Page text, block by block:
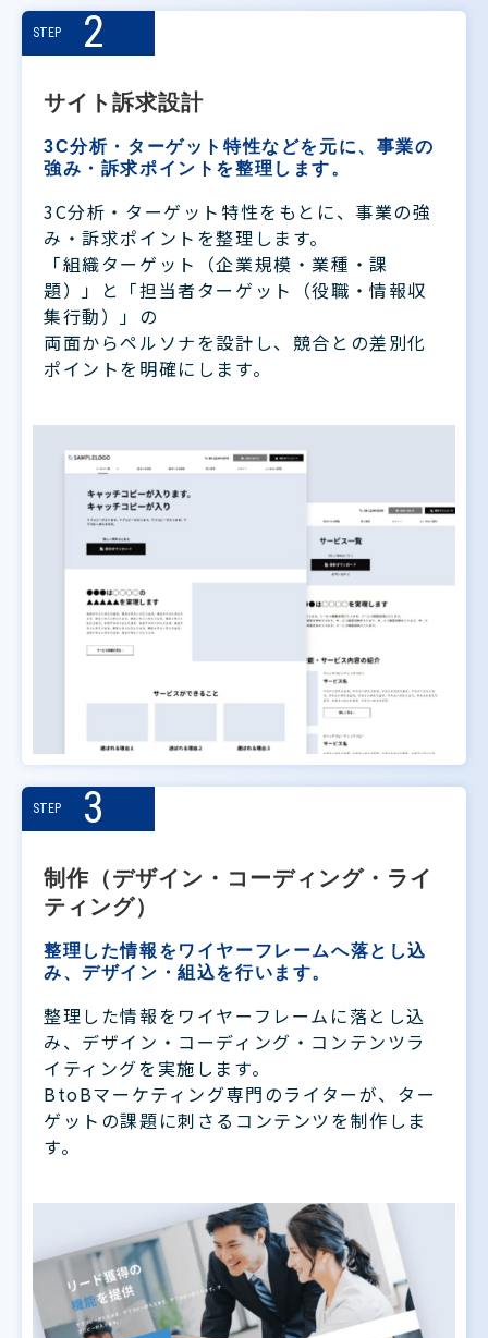
STEP 2
サイト訴求設計
3C分析・ターゲット特性などを元に、事業の
強み・訴求ポイントを整理します。
3C分析・ターゲット特性をもとに、事業の強
み・訴求ポイントを整理します。
「組織ターゲット（企業規模・業種・課
題）」と「担当者ターゲット（役職・情報収
集行動）」の
両面からペルソナを設計し、競合との差別化
ポイントを明確にします。
STEP 3
制作（デザイン・コーディング・ライ
ティング）
整理した情報をワイヤーフレームへ落とし込
み、デザイン・組込を行います。
整理した情報をワイヤーフレームに落とし込
み、デザイン・コーディング・コンテンツラ
イティングを実施します。
BtoBマーケティング専門のライターが、ター
ゲットの課題に刺さるコンテンツを制作しま
す。